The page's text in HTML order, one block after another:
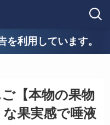
利用しています。
【本物の果物
果実感で唾液